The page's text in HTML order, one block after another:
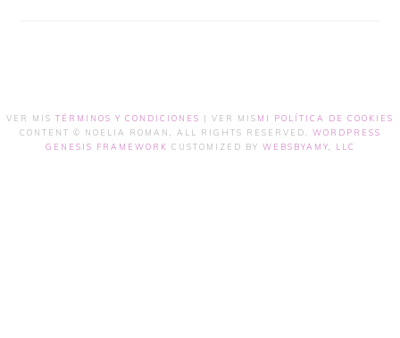
VER MIS TÉRMINOS Y CONDICIONES | VER MIS MI POLÍTICA DE COOKIES
CONTENT © NOELIA ROMAN, ALL RIGHTS RESERVED. WORDPRESS
GENESIS FRAMEWORK CUSTOMIZED BY WEBSBYAMY, LLC